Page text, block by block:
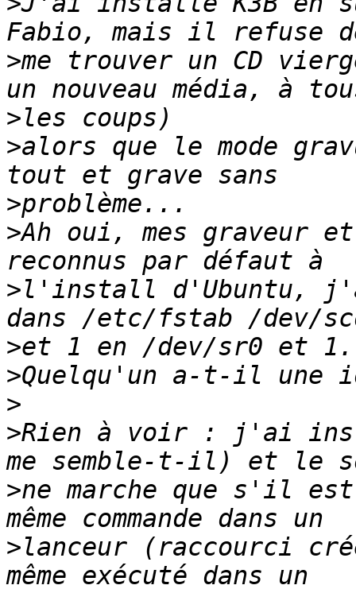
>me trouver un CD
>
>alors que le mode
>
>Ah oui, mes graveur
>l'install d'Ubuntu,
>
>
>
>Rien à voir : j'ai
>ne marche que s'il
>lanceur (raccourci